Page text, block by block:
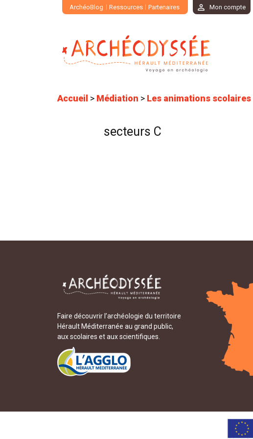
ArchéoBlog Ressources Partenaires Mon compte
Accueil > Médiation > Les animations scolaires
secteurs C
Faire découvrir l’archéologie du territoire
Hérault Méditerranée au grand public,
aux scolaires et aux scientifiques.